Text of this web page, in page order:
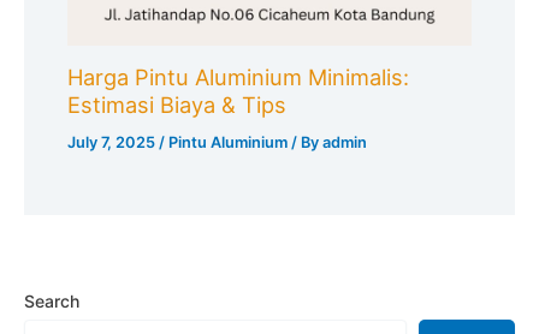
Harga Pintu Aluminium Minimalis:
Estimasi Biaya & Tips
July 7, 2025 / Pintu Aluminium / Byadmin
Search